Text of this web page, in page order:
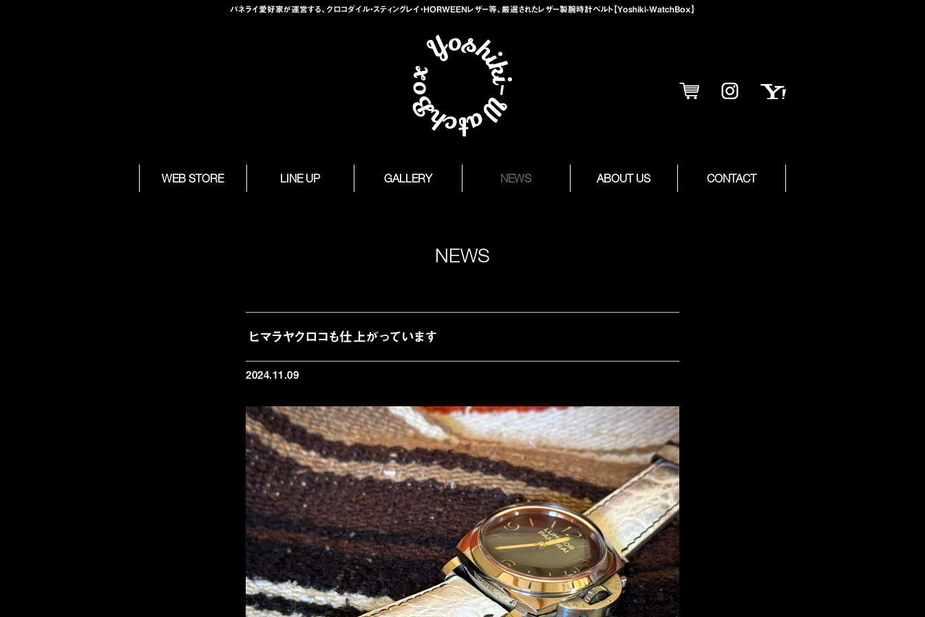
パネライ愛好家が運営する、クロコダイル・スティングレイ・HORWEENレザー等、厳選されたレザー製腕時計ベルト【Yoshiki-WatchBox】
WEB STORE LINE UP GALLERY NEWS ABOUT US CONTACT
NEWS
ヒマラヤクロコも仕上がっています
2024.11.09